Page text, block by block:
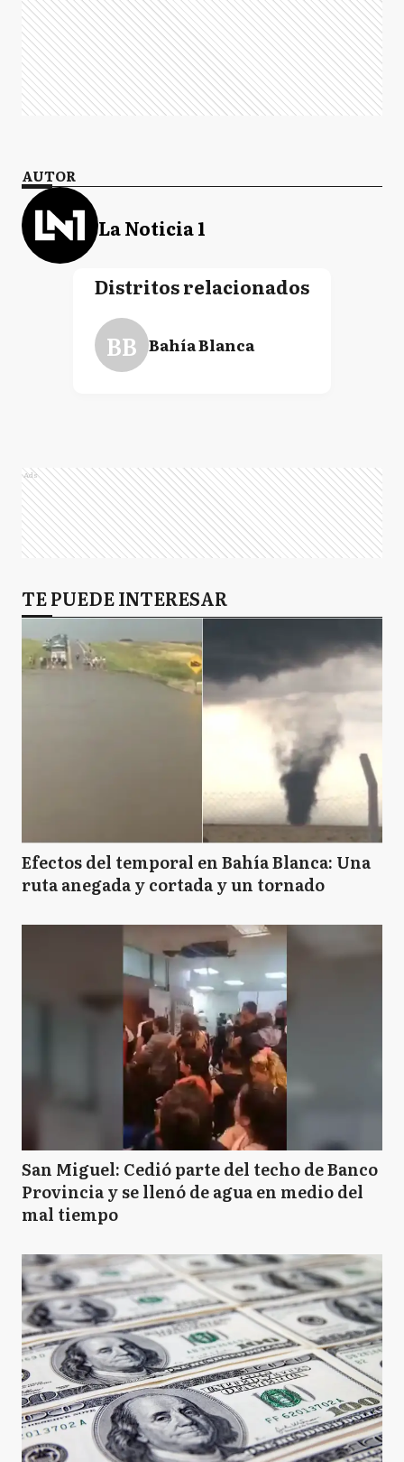
AUTOR
La Noticia 1
Distritos relacionados
BB Bahía Blanca
Ads
TE PUEDE INTERESAR
Efectos del temporal en Bahía Blanca: Una
ruta anegada y cortada y un tornado
San Miguel: Cedió parte del techo de Banco
Provincia y se llenó de agua en medio del
mal tiempo